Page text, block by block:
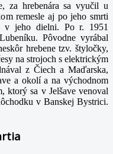
za hrebenára sa vyučil u
remesle aj po jeho smrti
v jeho dielni. Po r. 1951
Pôvodne vyrábal
hrebene tzv. štyločky,
na strojoch s elektrickým
z Čiech a Maďarska,
a okolí a na východnom
ktorý sa v Jelšave venoval
v Banskej Bystrici.